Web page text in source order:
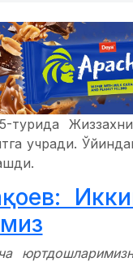
турида
учради.